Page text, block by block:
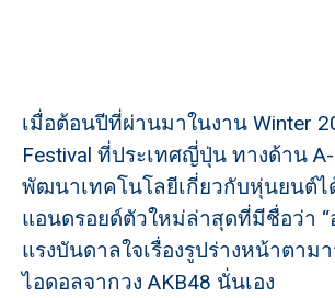
เมื่อต้อนปีที่ผ่านมาในงาน Winter
Festival ที่ประเทศญี่ปุ่น ทางด้าน
พัฒนาเทคโนโลยีเกี่ยวกับหุ่นยนต์ไ
แอนดรอยด์ตัวใหม่ล่าสุดที่มีชื่อว่า “
แรงบันดาลใจเรื่องรูปร่างหน้าตาม
ไอดอลจากวง AKB48 นั่นเอง